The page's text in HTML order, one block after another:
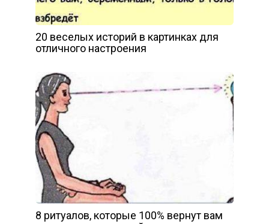
20 веселых историй в картинках для
отличного настроения
8 ритуалов, которые 100% вернут вам